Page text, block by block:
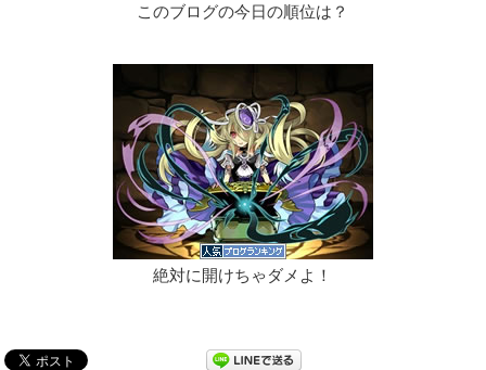
このブログの今日の順位は？
絶対に開けちゃダメよ！